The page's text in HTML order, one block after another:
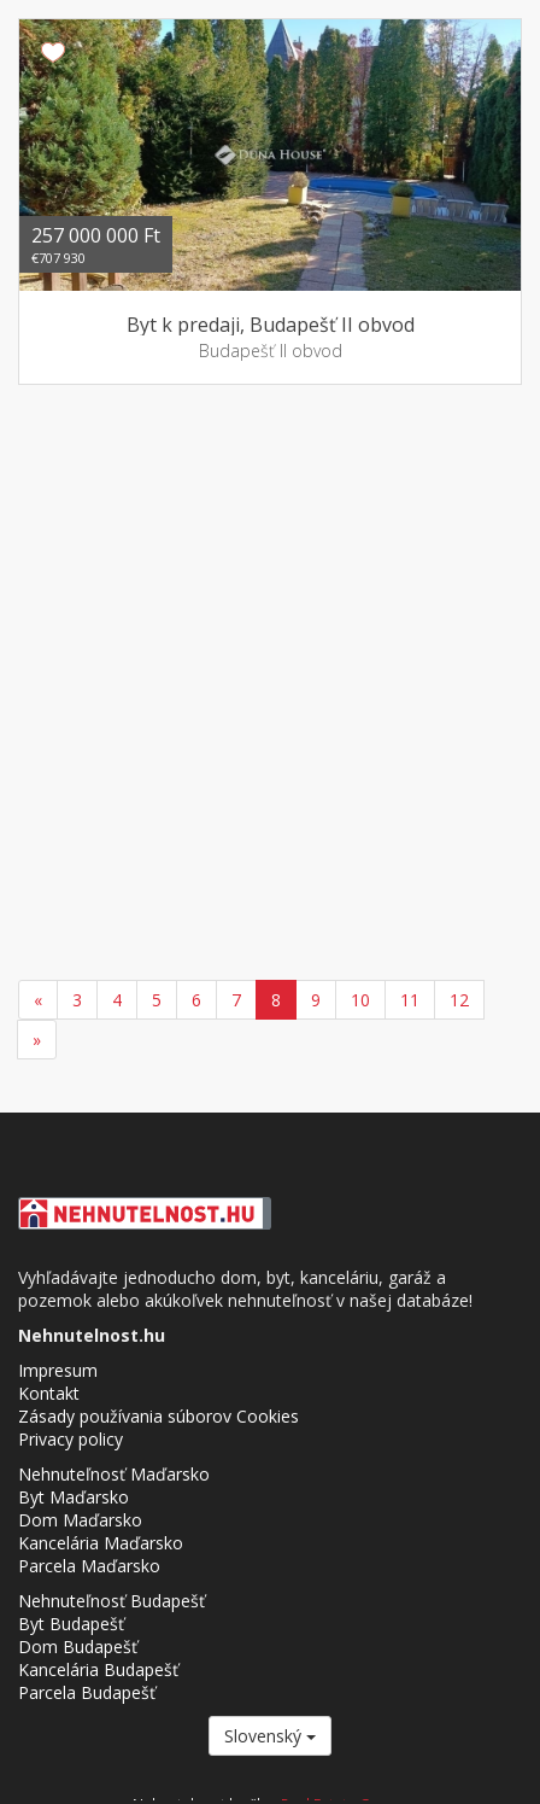
257 000 000 Ft
€707 930
Byt k predaji, Budapešť II obvod
Budapešť II obvod
« 3 4 5 6 7 8 9 10 11
12
»
Vyhľadávajte jednoducho dom, byt, kanceláriu, garáž a
pozemok alebo akúkoľvek nehnuteľnosť v našej databáze!
Nehnutelnost.hu
Impresum
Kontakt
Zásady používania súborov Cookies
Privacy policy
Nehnuteľnosť Maďarsko
Byt Maďarsko
Dom Maďarsko
Kancelária Maďarsko
Parcela Maďarsko
Nehnuteľnosť Budapešť
Byt Budapešť
Dom Budapešť
Kancelária Budapešť
Parcela Budapešť
Slovenský